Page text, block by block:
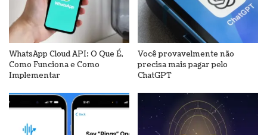
WhatsApp Cloud API: O Que É,
Como Funciona e Como
Implementar
Você provavelmente não
precisa mais pagar pelo
ChatGPT